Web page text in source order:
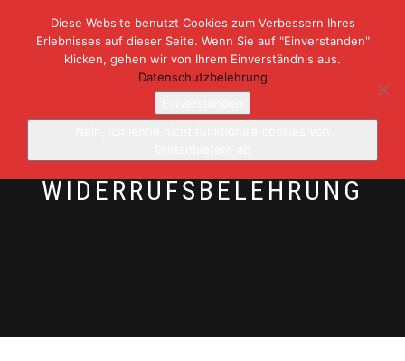
NAVIGATION
UMSCHALTEN
WIDERRUFSBELEHRUNG
Diese Website benutzt Cookies zum Verbessern Ihres
Erlebnisses auf dieser Seite. Wenn Sie auf "Einverstanden"
klicken, gehen wir von Ihrem Einverständnis aus.
Datenschutzbelehrung